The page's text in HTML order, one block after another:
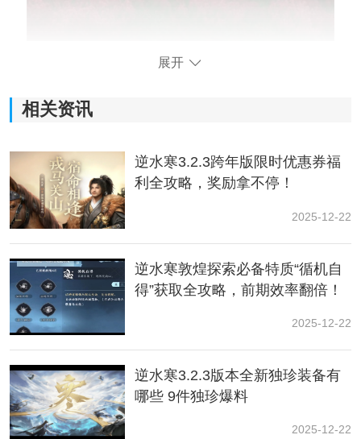
前往医馆。
酱。
展开
相关资讯
逆水寒3.2.3跨年版限时优惠券福
利全攻略，奖励拿不停！
2025-12-22
逆水寒敦煌探索必备特质“循机自
得”获取全攻略，前期效率翻倍！
2025-12-22
逆水寒3.2.3版本全新独珍装备有
哪些 9件独珍爆料
2025-12-22